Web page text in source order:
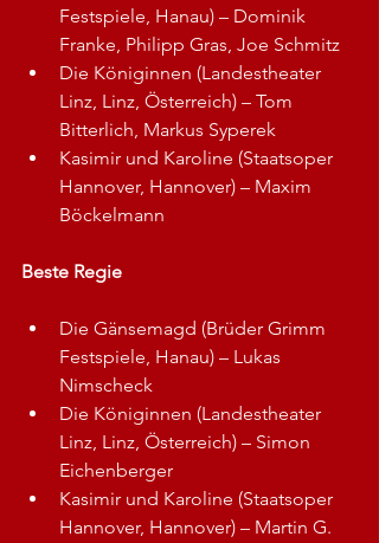
Festspiele, Hanau) – Dominik
Franke, Philipp Gras, Joe Schmitz
Die Königinnen (Landestheater
Linz, Linz, Österreich) – Tom
Bitterlich, Markus Syperek
Kasimir und Karoline (Staatsoper
Hannover, Hannover) – Maxim
Böckelmann
Beste Regie
Die Gänsemagd (Brüder Grimm
Festspiele, Hanau) – Lukas
Nimscheck
Die Königinnen (Landestheater
Linz, Linz, Österreich) – Simon
Eichenberger
Kasimir und Karoline (Staatsoper
Hannover, Hannover) – Martin G.